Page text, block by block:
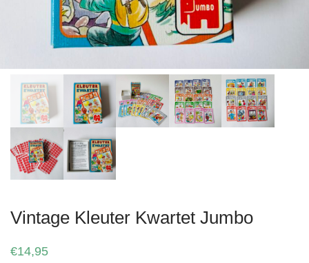
Vintage Kleuter Kwartet Jumbo
€14,95